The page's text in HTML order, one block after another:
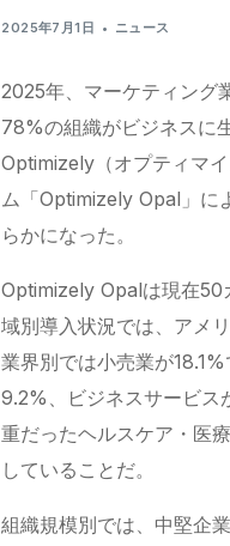
2025年7月1日 ニュース
2025年、マーケティング
78%の組織がビジネスに
Optimizely（オプティマ
ム「Optimizely Opal」に
らかになった。
Optimizely Opalは現在50
域別導入状況では、アメ
業界別では小売業が
9.2%、ビジネスサービス
重だったヘルスケア・医
していることだ。
組織規模別では、中堅企